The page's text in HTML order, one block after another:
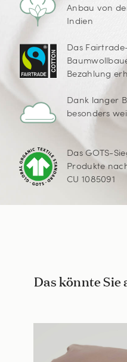
Anbau von
Indien
Das
Bezahlung
Dank langer
besonders
Das GOTS-
Produkte
CU 1085091
Das könnte